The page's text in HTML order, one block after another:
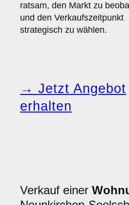
ratsam, den Markt zu
und den Verkaufszeitpunkt
strategisch zu wählen.
→ Jetzt Angebot
erhalten
Verkauf einer